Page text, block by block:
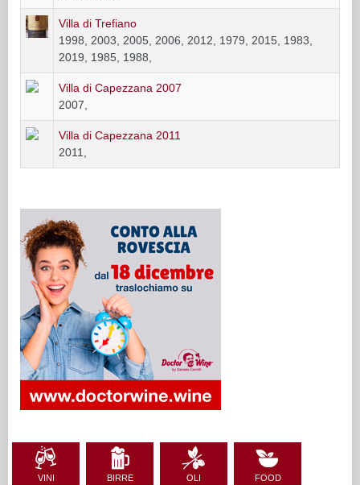
Villa di Trefiano
1998, 2003, 2005, 2006, 2012, 1979, 2015, 1983,
2019, 1985, 1988,
Villa di Capezzana 2007
2007,
Villa di Capezzana 2011
2011,
VINI BIRRE OLI FOOD